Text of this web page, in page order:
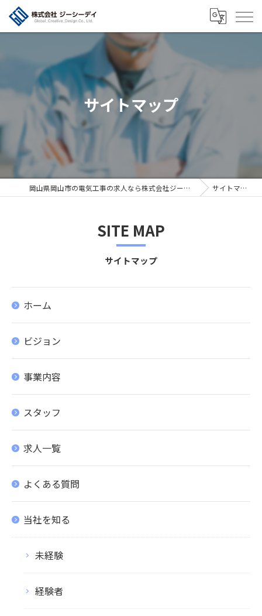
サイトマップ
岡山県岡山市の電気工事の求人なら株式会社ジーシーデイ サイトマップ
サイトマップ
SITE MAP
ホーム
ビジョン
事業内容
スタッフ
求人一覧
よくある質問
当社を知る
未経験
経験者